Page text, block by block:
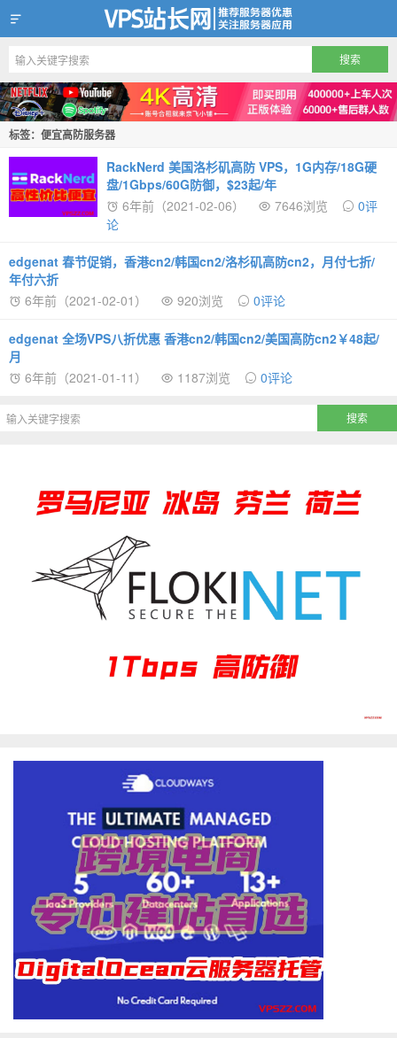
VPS站长网
标签：便宜高防服务器
RackNerd 美国洛杉矶高防 VPS，1G内存/18G硬
盘/1Gbps/60G防御，$23起/年
6年前（2021-02-06）
7646浏览
0评
论
edgenat 春节促销，香港cn2/韩国cn2/洛杉矶高防cn2，月付七折/
年付六折
6年前（2021-02-01）
920浏览 0评论
edgenat 全场VPS八折优惠 香港cn2/韩国cn2/美国高防cn2￥48起/
月
6年前（2021-01-11）
1187浏览 0评论